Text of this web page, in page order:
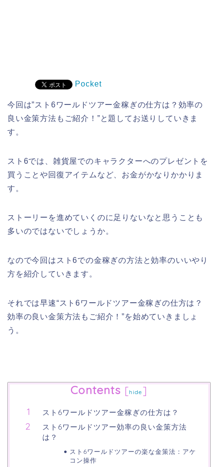
Pocket
今回は”スト6ワールドツアー金稼ぎの仕方は？効率の
良い金策方法もご紹介！”と題してお送りしていきま
す。
スト6では、雑貨屋でのキャラクターへのプレゼントを
買うことや回復アイテムなど、お金がかなりかかりま
す。
ストーリーを進めていくのに足りないなと思うことも
多いのではないでしょうか。
なので今回はスト6での金稼ぎの方法と効率のいいやり
方を紹介していきます。
それでは早速“スト6ワールドツアー金稼ぎの仕方は？
効率の良い金策方法もご紹介！”を始めていきましょ
う。
Contents [hide ]
スト6ワールドツアー金稼ぎの仕方は？
スト6ワールドツアー効率の良い金策方法
は？
スト6ワールドツアーの楽な金策法：アケ
コン操作